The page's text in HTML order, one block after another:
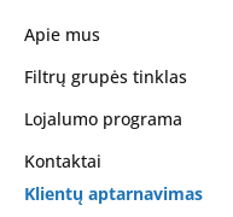
Apie mus
Filtrų grupės tinklas
Lojalumo programa
Kontaktai
Klientų aptarnavimas